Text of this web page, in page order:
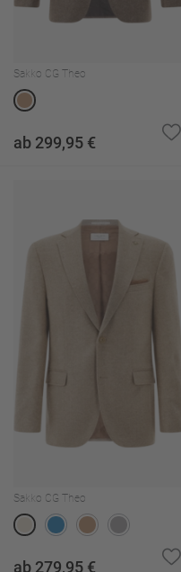
Sakko CG Theo
ab 299,95 €
Sakko CG Theo
ab 279,95 €